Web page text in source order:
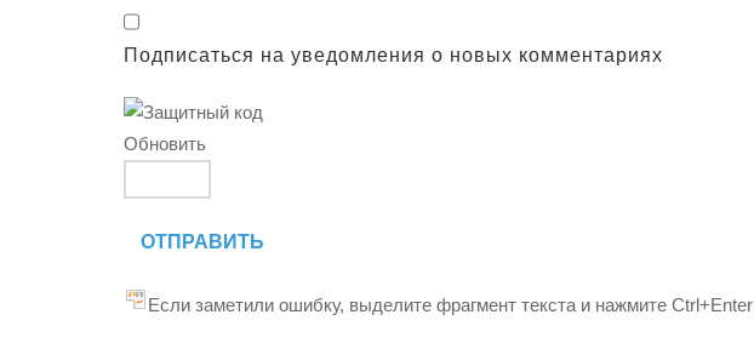
Подписаться на уведомления о новых комментариях
Обновить
ОТПРАВИТЬ
Если заметили ошибку, выделите фрагмент текста и нажмите Ctrl+Enter